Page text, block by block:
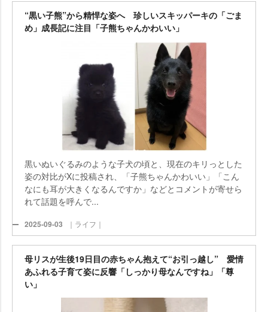
“黒い子熊”から精悍な姿へ 珍しいスキッパーキの「ごま
め」成長記に注目「子熊ちゃんかわいい」
黒いぬいぐるみのような子犬の頃と、現在のキリっとした
姿の対比がXに投稿され、「子熊ちゃんかわいい」「こん
なにも耳が大きくなるんですか」などとコメントが寄せら
れて話題を呼んで...
2025-09-03 ｜ライフ｜
母リスが生後19日目の赤ちゃん抱えて“お引っ越し” 愛情
あふれる子育て姿に反響「しっかり母なんですね」「尊
い」